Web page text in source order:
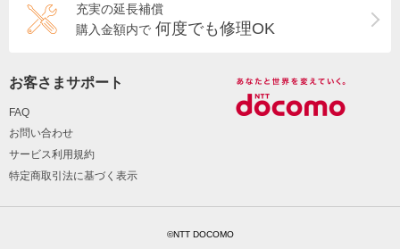
充実の延長補償
購入金額内で 何度でも修理OK
お客さまサポート
FAQ
お問い合わせ
サービス利用規約
特定商取引法に基づく表示
©NTT DOCOMO